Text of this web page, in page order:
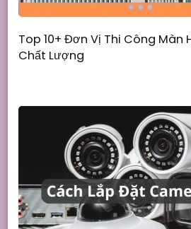
Top 10+ Đơn Vị Thi Công Màn
Chất Lượng